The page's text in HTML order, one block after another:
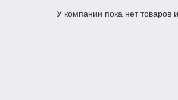
У компании пока нет товаров